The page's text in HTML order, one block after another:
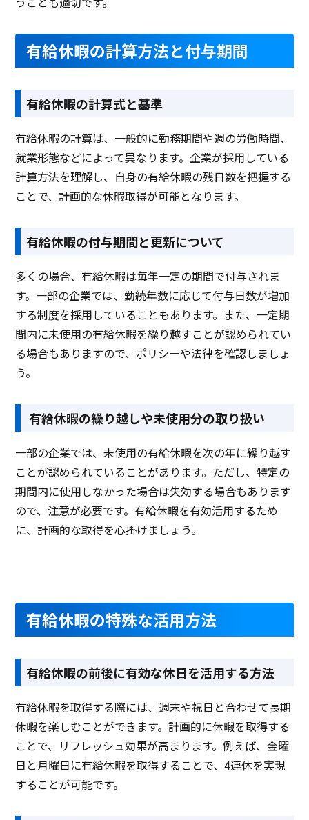
有給休暇の計算方法と付与期間
有給休暇の計算式と基準
有給休暇の計算は、一般的に勤務期間や週の労働時間、
就業形態などによって異なります。企業が採用している
計算方法を理解し、自身の有給休暇の残日数を把握する
ことで、計画的な休暇取得が可能となります。
有給休暇の付与期間と更新について
多くの場合、有給休暇は毎年一定の期間で付与されま
す。一部の企業では、勤続年数に応じて付与日数が増加
する制度を採用していることもあります。また、一定期
間内に未使用の有給休暇を繰り越すことが認められてい
る場合もありますので、ポリシーや法律を確認しましょ
う。
有給休暇の繰り越しや未使用分の取り扱い
一部の企業では、未使用の有給休暇を次の年に繰り越す
ことが認められていることがあります。ただし、特定の
期間内に使用しなかった場合は失効する場合もあります
ので、注意が必要です。有給休暇を有効活用するため
に、計画的な取得を心掛けましょう。
有給休暇の特殊な活用方法
有給休暇の前後に有効な休日を活用する方法
有給休暇を取得する際には、週末や祝日と合わせて長期
休暇を楽しむことができます。計画的に休暇を取得する
ことで、リフレッシュ効果が高まります。例えば、金曜
日と月曜日に有給休暇を取得することで、4連休を実現
することが可能です。